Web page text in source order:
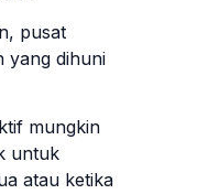
pusat
yang dihuni
mungkin
untuk
atau ketika